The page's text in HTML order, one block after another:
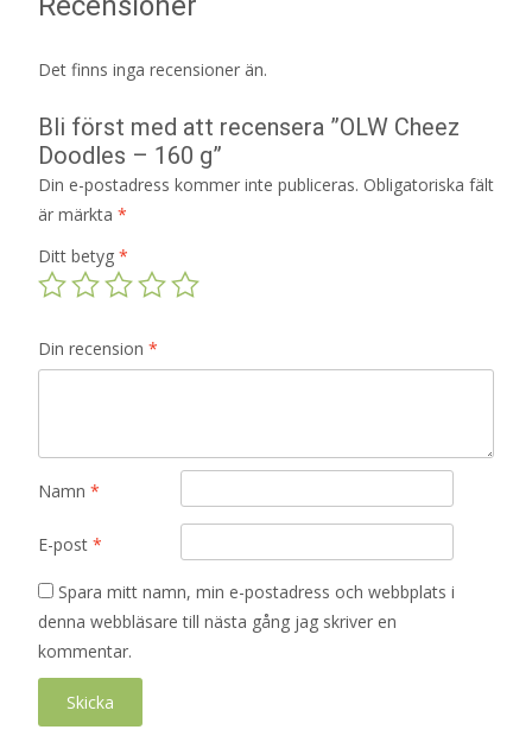
Det finns inga recensioner än.
Bli först med att recensera ”OLW Cheez
Doodles – 160 g”
Din e-postadress kommer inte publiceras. Obligatoriska fält
är märkta *
Ditt betyg *
Din recension *
Namn *
E-post *
Spara mitt namn, min e-postadress och webbplats i
denna webbläsare till nästa gång jag skriver en
kommentar.